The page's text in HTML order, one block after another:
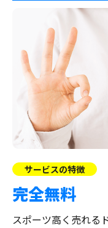
サービスの特徴
完全無料
スポーツ高く売れる